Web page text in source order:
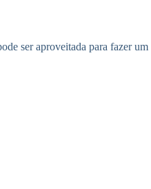
ser aproveitada para fazer um